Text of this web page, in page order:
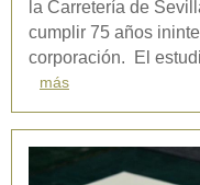
la Carretería de
cumplir 75 años
corporación. El
más